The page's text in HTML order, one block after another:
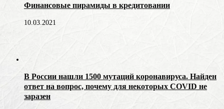
Финансовые пирамиды в кредитовании
10.03.2021
В России нашли 1500 мутаций коронавируса. Найден
ответ на вопрос, почему для некоторых COVID не
заразен